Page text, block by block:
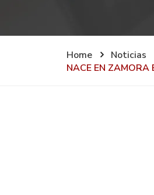
Home
Noticias
NACE EN ZAMORA